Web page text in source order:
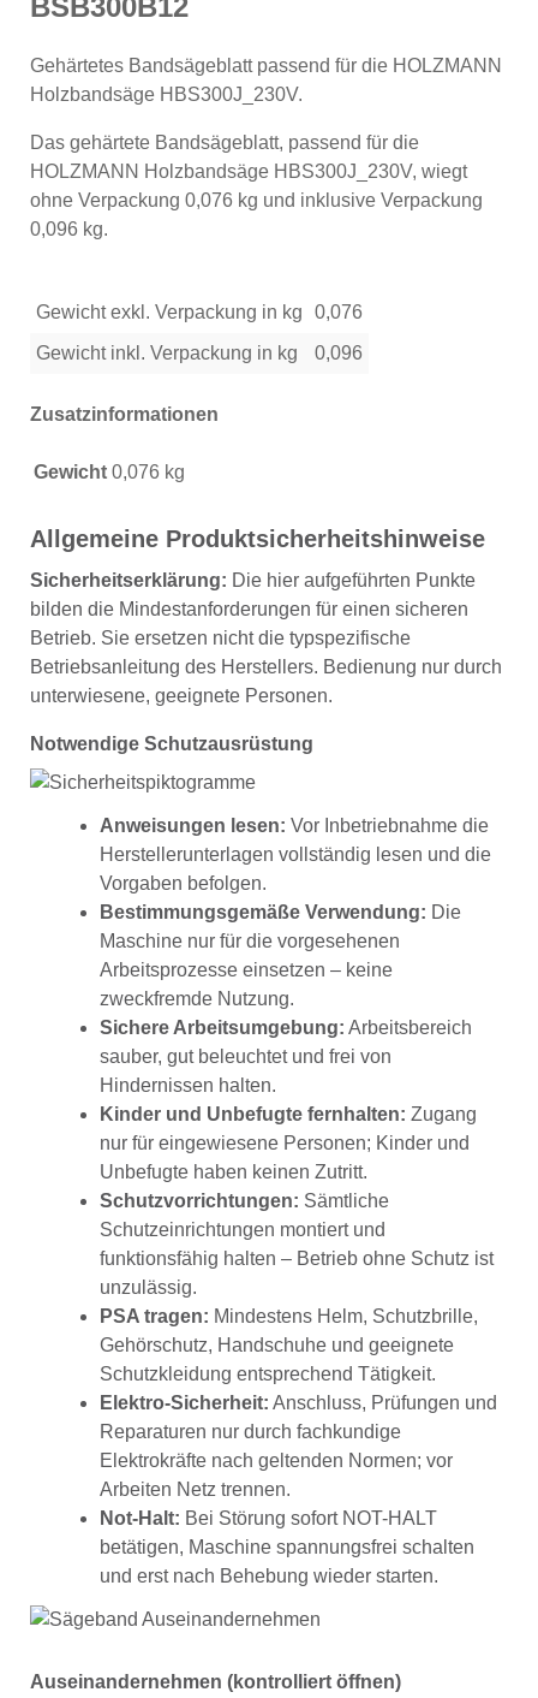
Gehärtetes Bandsägeblatt passend für die HOLZMANN
Holzbandsäge HBS300J_230V.
Das gehärtete Bandsägeblatt, passend für die
HOLZMANN Holzbandsäge HBS300J_230V, wiegt
ohne Verpackung 0,076 kg und inklusive Verpackung
0,096 kg.
Gewicht exkl. Verpackung in kg
0,076
Gewicht inkl. Verpackung in kg
0,096
Zusatzinformationen
Gewicht 0,076 kg
Allgemeine Produktsicherheitshinweise
Sicherheitserklärung: Die hier aufgeführten Punkte
bilden die Mindestanforderungen für einen sicheren
Betrieb. Sie ersetzen nicht die typspezifische
Betriebsanleitung des Herstellers. Bedienung nur durch
unterwiesene, geeignete Personen.
Notwendige Schutzausrüstung
Anweisungen lesen: Vor Inbetriebnahme die
Herstellerunterlagen vollständig lesen und die
Vorgaben befolgen.
Bestimmungsgemäße Verwendung: Die
Maschine nur für die vorgesehenen
Arbeitsprozesse einsetzen – keine
zweckfremde Nutzung.
Sichere Arbeitsumgebung: Arbeitsbereich
sauber, gut beleuchtet und frei von
Hindernissen halten.
Kinder und Unbefugte fernhalten: Zugang
nur für eingewiesene Personen; Kinder und
Unbefugte haben keinen Zutritt.
Schutzvorrichtungen: Sämtliche
Schutzeinrichtungen montiert und
funktionsfähig halten – Betrieb ohne Schutz ist
unzulässig.
PSA tragen: Mindestens Helm, Schutzbrille,
Gehörschutz, Handschuhe und geeignete
Schutzkleidung entsprechend Tätigkeit.
Elektro-Sicherheit: Anschluss, Prüfungen und
Reparaturen nur durch fachkundige
Elektrokräfte nach geltenden Normen; vor
Arbeiten Netz trennen.
Not-Halt: Bei Störung sofort NOT-HALT
betätigen, Maschine spannungsfrei schalten
und erst nach Behebung wieder starten.
Auseinandernehmen (kontrolliert öffnen)